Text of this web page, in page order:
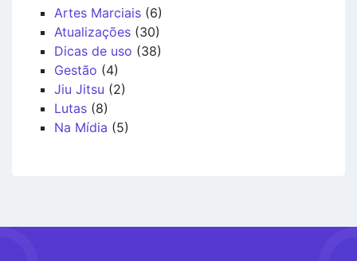
Artes Marciais (6)
Atualizações (30)
Dicas de uso (38)
Gestão (4)
Jiu Jitsu (2)
Lutas (8)
Na Mídia (5)